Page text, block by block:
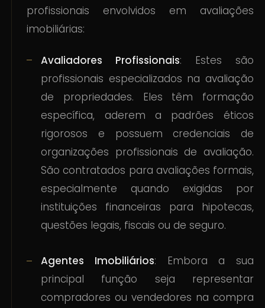
profissionais envolvidos em avaliações
imobiliárias:
Avaliadores Profissionais: Estes são
profissionais especializados na avaliação
de propriedades. Eles têm formação
específica, aderem a padrões éticos
rigorosos e possuem credenciais de
organizações profissionais de avaliação.
São contratados para avaliações formais,
especialmente quando exigidas por
instituições financeiras para hipotecas,
questões legais, fiscais ou de seguro.
Agentes Imobiliários: Embora a sua
principal função seja representar
compradores ou vendedores na compra